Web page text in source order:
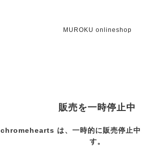
MUROKU onlineshop
販売を一時停止中
chromehearts は、一時的に販売停止中
す。